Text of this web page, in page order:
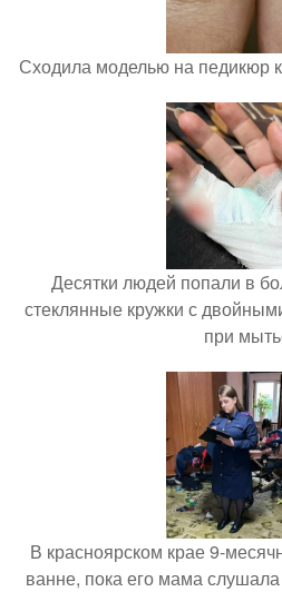
Сходила моделью на педикюр
Десятки людей попали в
стеклянные кружки с
при
В красноярском крае 9-
ванне, пока его мама